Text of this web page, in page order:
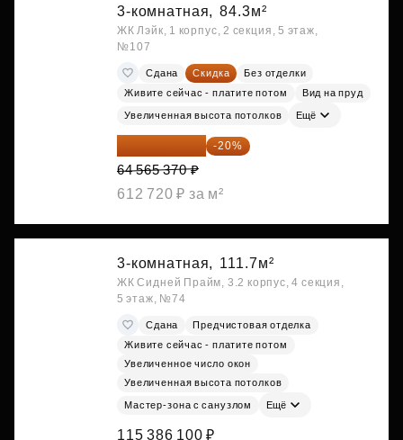
3-комнатная, 84.3м²
ЖК Лэйк, 1 корпус, 2 секция, 5 этаж,
№107
Сдана Скидка
Без отделки
Живите сейчас - платите потом
Вид на пруд
Увеличенная высота потолков Ещё
51 652 296 ₽ -20%
64 565 370 ₽
612 720 ₽ за м²
3-комнатная, 111.7м²
ЖК Сидней Прайм, 3.2 корпус, 4 секция,
5 этаж, №74
Сдана
Предчистовая отделка
Живите сейчас - платите потом
Увеличенное число окон
Увеличенная высота потолков
Мастер-зона с санузлом Ещё
115 386 100 ₽